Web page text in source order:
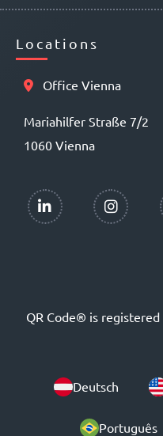
Locations
Office Vienna
Mariahilfer Straße 7/2
1060 Vienna
QR Code® is
Deutsch
Português